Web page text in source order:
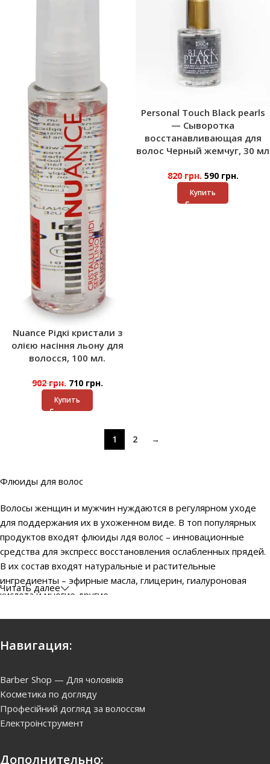
Nuance Рідкі кристали з
олією насіння льону для
волосся, 100 мл.
902грн. 710 грн.
Купить
Personal Touch Black pearls
— Сыворотка
восстанавливающая для
волос Черный жемчуг, 30 мл
820грн. 590 грн.
Купить
1 2 →
Флюиды для волос
Волосы женщин и мужчин нуждаются в регулярном уходе
для поддержания их в ухоженном виде. В топ популярных
продуктов входят флюиды лдя волос – инновационные
средства для экспресс восстановления ослабленных прядей.
В их состав входят натуральные и растительные
ингредиенты – эфирные масла, глицерин, гиалуроновая
кислота и многие другие.
Какой хороший флюид для волос? Доверяте брендам с
вашему типу волос.
Устраняем сухость и ломкость с флюидами для волос.
Многие современные женщины и девушки предпочитают
купить флюиды для волос и сэкономить тем самым деньги и
время на походах в салоны. Профессиональный уход
средству. Масляные флюиды, с эффектом шелка и с
Читать далее
Навигация:
Barber Shop — Для чоловіків
Kосметика по догляду
Професійний догляд за волоссям
Електроінструмент
Дополнительно: